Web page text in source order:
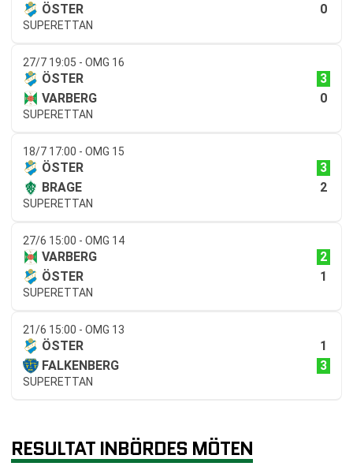
ÖSTER
0
SUPERETTAN
27/7 19:05 - OMG 16
ÖSTER
3
VARBERG
0
SUPERETTAN
18/7 17:00 - OMG 15
ÖSTER
3
BRAGE
2
SUPERETTAN
27/6 15:00 - OMG 14
VARBERG
2
ÖSTER
1
SUPERETTAN
21/6 15:00 - OMG 13
ÖSTER
1
FALKENBERG
3
SUPERETTAN
RESULTAT INBÖRDES MÖTEN